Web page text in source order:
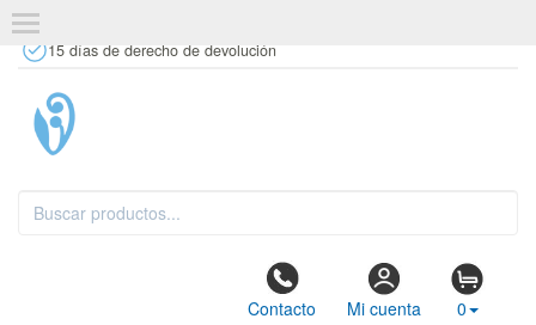
15 días de derecho de devolución
Contacto Mi cuenta 0